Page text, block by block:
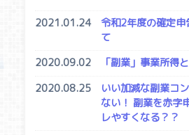
2021.01.24
令和2年度の確定
て
2020.09.02
「副業」事業所得
2020.08.25
いい加減な副業コ
ない！ 副業を赤字
レやすくなる？？